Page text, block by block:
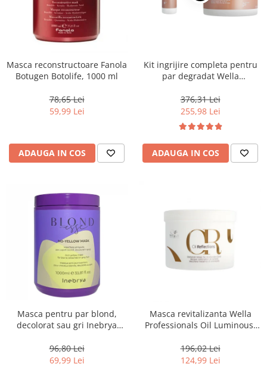
Masca reconstructoare Fanola
Botugen Botolife, 1000 ml
78,65 Lei
59,99 Lei
ADAUGA IN COS
Kit ingrijire completa pentru
par degradat Wella
Salon Size
376,31 Lei
255,98 Lei
ADAUGA IN COS
Masca pentru par blond,
decolorat sau gri Inebrya
96,80 Lei
69,99 Lei
Masca revitalizanta Wella
Professionals Oil Luminous,
196,02 Lei
124,99 Lei